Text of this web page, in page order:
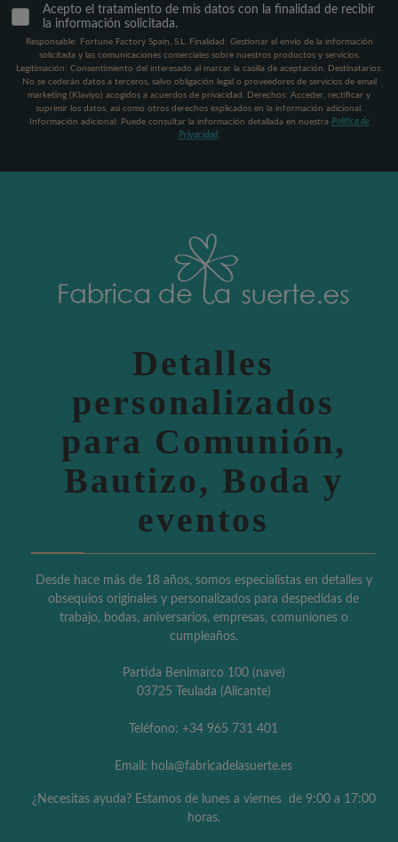
Acepto el tratamiento de mis datos con la finalidad de recibir
la información solicitada.
Responsable: Fortune Factory Spain, S.L. Finalidad: Gestionar el envío de la información
solicitada y las comunicaciones comerciales sobre nuestros productos y servicios.
Legitimación: Consentimiento del interesado al marcar la casilla de aceptación. Destinatarios:
No se cederán datos a terceros, salvo obligación legal o proveedores de servicios de email
marketing (Klaviyo) acogidos a acuerdos de privacidad. Derechos: Acceder, rectificar y
suprimir los datos, así como otros derechos explicados en la información adicional.
Información adicional: Puede consultar la información detallada en nuestra Política de
Privacidad
Detalles
personalizados
para Comunión,
Bautizo, Boda y
eventos
Desde hace más de 18 años, somos especialistas en detalles y
obsequios originales y personalizados para despedidas de
trabajo, bodas, aniversarios, empresas, comuniones o
cumpleaños.
Partida Benimarco 100 (nave)
03725 Teulada (Alicante)
Teléfono: +34 965 731 401
Email: hola@fabricadelasuerte.es
¿Necesitas ayuda? Estamos de lunes a viernes de 9:00 a 17:00
horas.